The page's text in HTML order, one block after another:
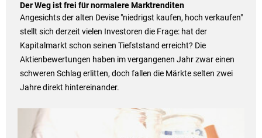
Der Weg ist frei für normalere Marktrenditen
Angesichts der alten Devise "niedrigst kaufen, hoch verkaufen"
stellt sich derzeit vielen Investoren die Frage: hat der
Kapitalmarkt schon seinen Tiefststand erreicht? Die
Aktienbewertungen haben im vergangenen Jahr zwar einen
schweren Schlag erlitten, doch fallen die Märkte selten zwei
Jahre direkt hintereinander.